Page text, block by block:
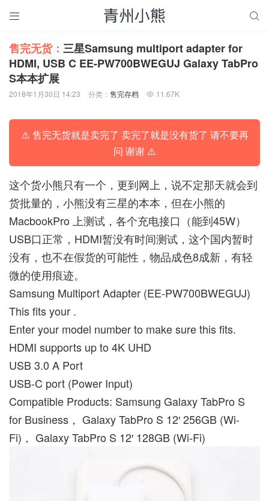
 
售完无货： 三星Samsung multiport adapter for
HDMI, USB C EE-PW700BWEGUJ Galaxy TabPro
S本本扩展
2018年1月30日 14:23 分类： 售完存档  11.67K
⚠️ 售完无货就是卖完了 卖完了就是没有货了 请不要再
问 谢谢 ⚠️
这个货小熊只有一个，更到网上，说不定那天就会到
货批量的，小熊没有三星的本本，但在小熊的
MacbookPro 上测试，各个充电接口（能到45W）
USB口正常，HDMI暂没有时间测试，这个国内暂时
没有，也不在假货的可能性，物品成色8成新，有轻
微的使用痕迹。
Samsung Multiport Adapter (EE-PW700BWEGUJ)
This fits your .
Enter your model number to make sure this fits.
HDMI supports up to 4K UHD
USB 3.0 A Port
USB-C port (Power Input)
Compatible Products: Samsung Galaxy TabPro S
for Business， Galaxy TabPro S 12′ 256GB (Wi-
Fi)， Galaxy TabPro S 12′ 128GB (Wi-Fi)